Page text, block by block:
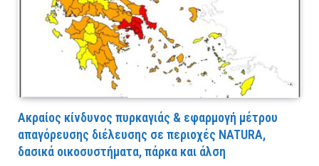
Ακραίος κίνδυνος πυρκαγιάς & εφαρμογή μέτρου
απαγόρευσης διέλευσης σε περιοχές NATURA,
δασικά οικοσυστήματα, πάρκα και άλση